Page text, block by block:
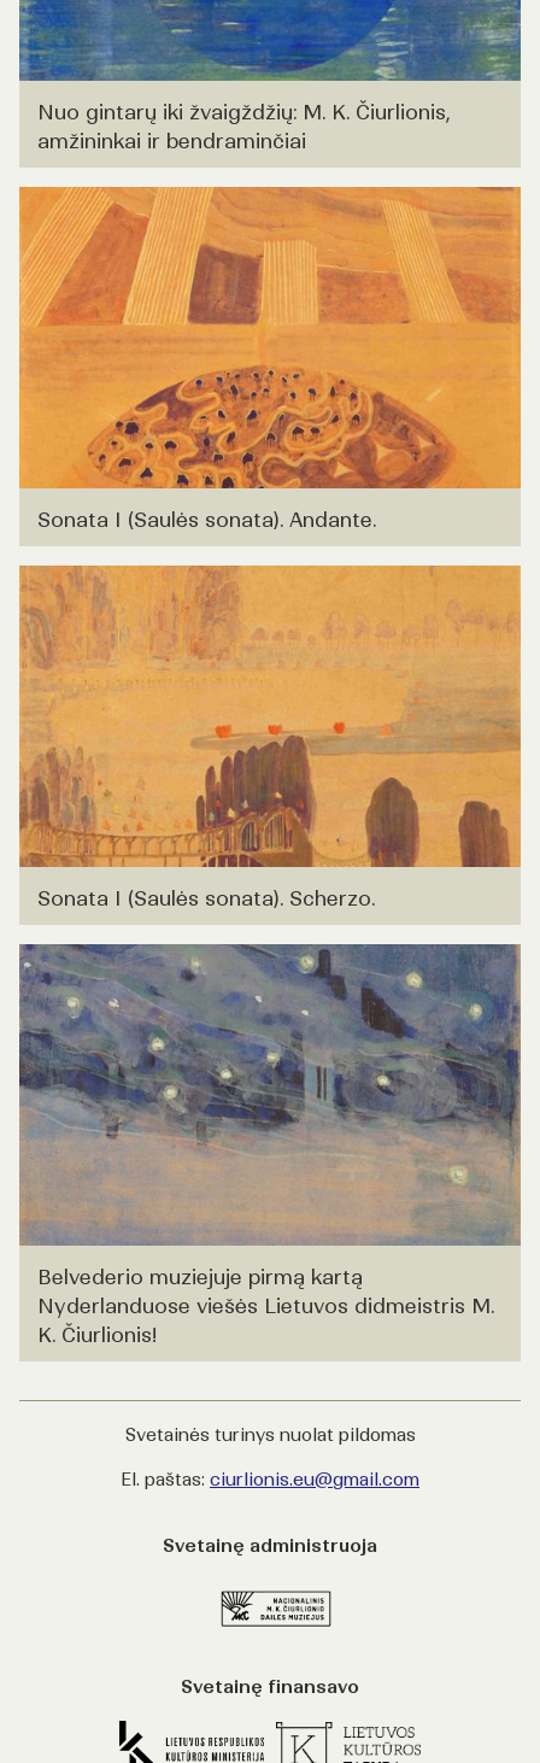
Nuo gintarų iki žvaigždžių: M. K. Čiurlionis,
amžininkai ir bendraminčiai
Sonata I (Saulės sonata). Andante.
Sonata I (Saulės sonata). Scherzo.
Belvederio muziejuje pirmą kartą
Nyderlanduose viešės Lietuvos didmeistris M.
K. Čiurlionis!
Svetainės turinys nuolat pildomas
El. paštas: ciurlionis.eu@gmail.com
Svetainę administruoja
Svetainę finansavo